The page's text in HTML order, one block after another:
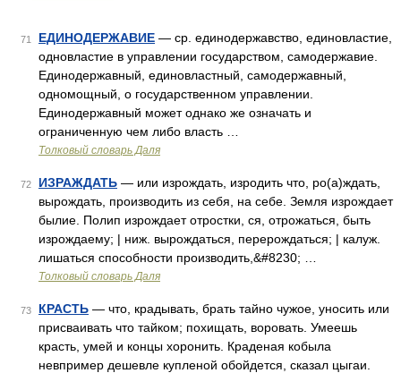
71 ЕДИНОДЕРЖАВИЕ — ср. единодержавство, единовластие,
одновластие в управлении государством, самодержавие.
Единодержавный, единовластный, самодержавный,
одномощный, о государственном управлении.
Единодержавный может однако же означать и
ограниченную чем либо власть …
Толковый словарь Даля
72 ИЗРАЖДАТЬ — или изрождать, изродить что, ро(а)ждать,
вырождать, производить из себя, на себе. Земля изрождает
былие. Полип изрождает отростки, ся, отрожаться, быть
изрождаему; | ниж. вырождаться, перерождаться; | калуж.
лишаться способности производить,&#8230; …
Толковый словарь Даля
73 КРАСТЬ — что, крадывать, брать тайно чужое, уносить или
присваивать что тайком; похищать, воровать. Умеешь
красть, умей и концы хоронить. Краденая кобыла
невпример дешевле купленой обойдется, сказал цыгаи.